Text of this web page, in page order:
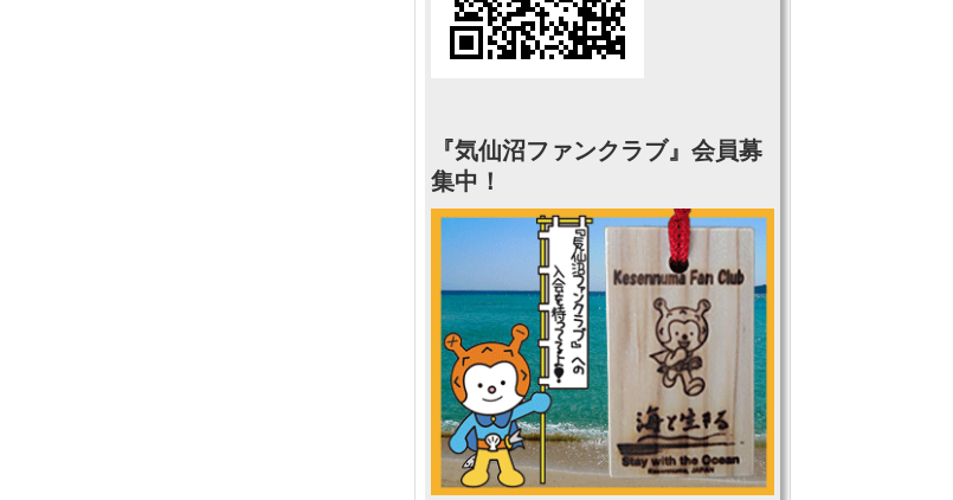
『気仙沼ファンクラブ』会員募
集中！